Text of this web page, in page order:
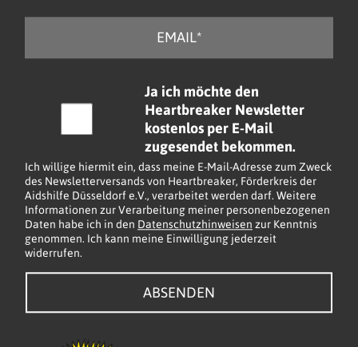
M
k
b
o
x
e
n
*
Ja ich möchte den
Heartbreaker Newsletter
kostenlos per E-Mail
zugesendet bekommen.
Ich willige hiermit ein, dass meine E-Mail-Adresse zum Zweck
des Newsletterversands von Heartbreaker, Förderkreis der
Aidshilfe Düsseldorf e.V., verarbeitet werden darf. Weitere
Informationen zur Verarbeitung meiner personenbezogenen
Daten habe ich in den Datenschutzhinweisen zur Kenntnis
genommen. Ich kann meine Einwilligung jederzeit
widerrufen.
ABSENDEN